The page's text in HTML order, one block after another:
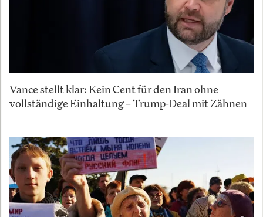
Vance stellt klar: Kein Cent für den Iran ohne
vollständige Einhaltung – Trump-Deal mit Zähnen